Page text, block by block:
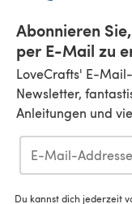
Abonnieren
per E-Mail zu
LoveCrafts' E-
Newsletter,
Anleitungen und
Du kannst dich jederzeit